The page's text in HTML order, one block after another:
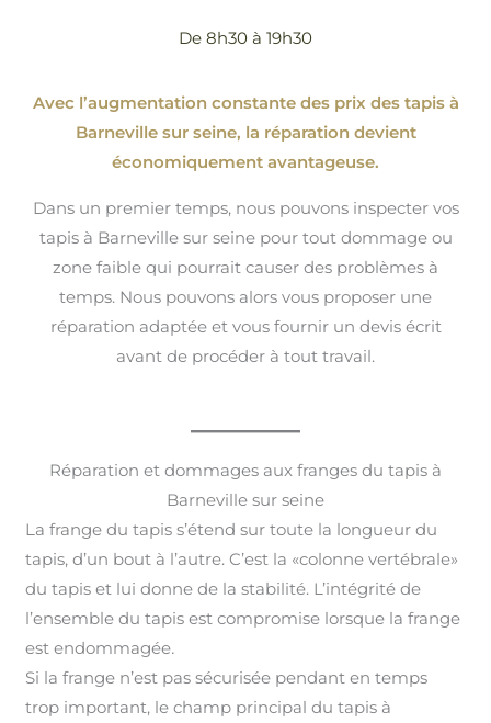
De 8h30 à 19h30
Avec l’augmentation constante des prix des tapis à
Barneville sur seine, la réparation devient
économiquement avantageuse.
Dans un premier temps, nous pouvons inspecter vos
tapis à Barneville sur seine pour tout dommage ou
zone faible qui pourrait causer des problèmes à
temps. Nous pouvons alors vous proposer une
réparation adaptée et vous fournir un devis écrit
avant de procéder à tout travail.
Réparation et dommages aux franges du tapis à
Barneville sur seine
La frange du tapis s’étend sur toute la longueur du
tapis, d’un bout à l’autre. C’est la «colonne vertébrale»
du tapis et lui donne de la stabilité. L’intégrité de
l’ensemble du tapis est compromise lorsque la frange
est endommagée.
Si la frange n’est pas sécurisée pendant en temps
trop important, le champ principal du tapis à